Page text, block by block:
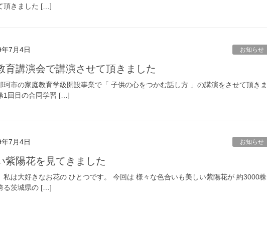
頂きました […]
7月4日 お知らせ
教育講演会で講演させて頂きました
珂市の家庭教育学級開設事業で「 子供の心をつかむ話し方 」の講演をさせて頂きま
1回目の合同学習 […]
7月4日 お知らせ
い紫陽花を見てきました
私は大好きなお花の ひとつです。 今回は 様々な色合いも美しい紫陽花が 約3000株
る茨城県の […]